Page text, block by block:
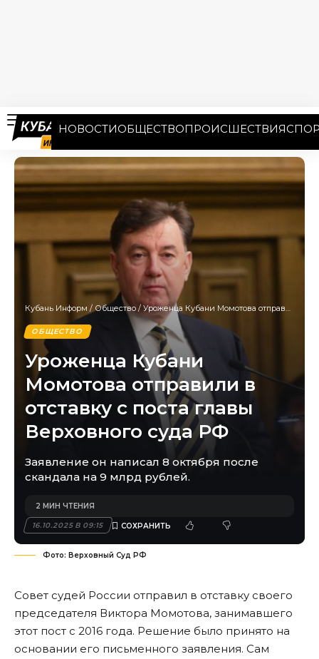
НОВОСТИОБЩЕСТВОПРОИСШЕСТВИЯ
Кубань Информ / Общество / Уроженца Кубани Момотова отправили в отставку с поста главы Верховного суда РФ
ОБЩЕСТВО
Уроженца Кубани
Момотова отправили в
отставку с поста главы
Верховного суда РФ
Заявление он написал 8 октября после
скандала на 9 млрд рублей.
16.10.2025 В 09:15
2 МИН ЧТЕНИЯ
Фото: Верховный Суд РФ
Совет судей России отправил в отставку своего
председателя Виктора Момотова, занимавшего
этот пост с 2016 года. Решение было принято на
основании его письменного заявления. Сам